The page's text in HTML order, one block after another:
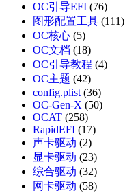
OC引导EFI (76)
图形配置工具 (111)
OC核心 (5)
OC文档 (18)
OC引导教程 (4)
OC主题 (42)
config.plist(36)
OC-Gen-X (50)
OCAT (258)
RapidEFI (17)
声卡驱动 (2)
显卡驱动 (23)
综合驱动 (32)
网卡驱动 (58)